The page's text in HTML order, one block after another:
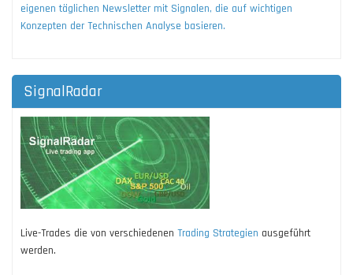
eigenen täglichen Newsletter mit Signalen, die auf wichtigen
Konzepten der Technischen Analyse basieren.
SignalRadar
Live-Trades die von verschiedenen Trading Strategien ausgeführt
werden.